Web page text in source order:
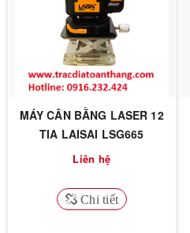
MÁY CÂN BẰNG LASER 12
TIA LAISAI LSG665
Liên hệ
Chi tiết